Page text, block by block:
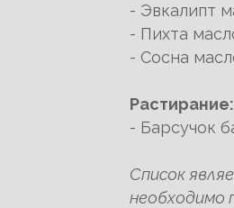
- Эвкалипт
- Пихта
- Сосна
Растирание:
- Барсучок
Список
необходимо